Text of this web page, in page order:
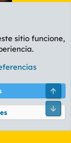
Ayuda
Ltd.
sitio funcione,
Pie